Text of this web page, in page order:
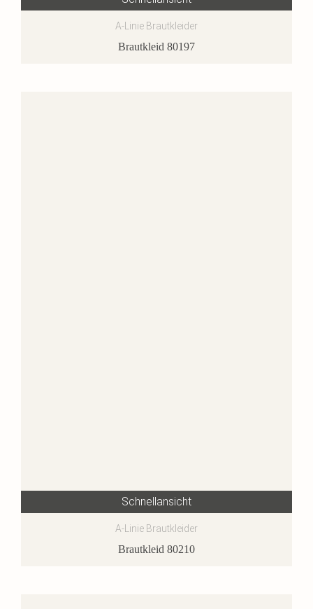
A-Linie Brautkleider
Brautkleid 80197
Schnellansicht
A-Linie Brautkleider
Brautkleid 80210